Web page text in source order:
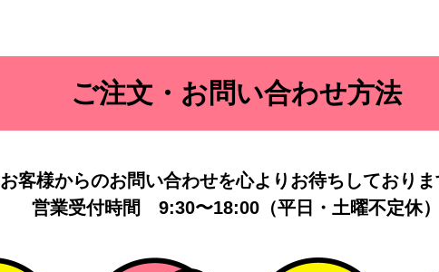
ご注文・お問い合わせ方法
お客様からのお問い合わせを心よりお待ちしており
営業受付時間 9:30〜18:00（平日・土曜不定休